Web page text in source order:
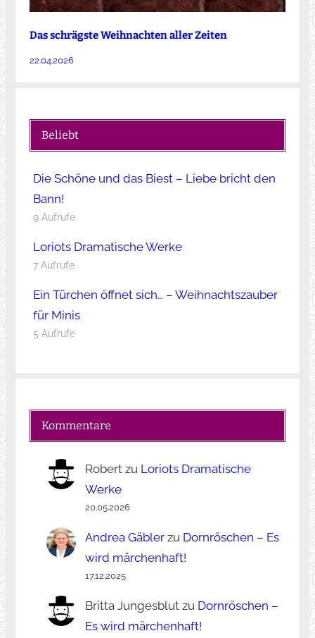
Das schrägste Weihnachten aller Zeiten
22.04.2026
Beliebt
Die Schöne und das Biest – Liebe bricht den
Bann!
9 Aufrufe
Loriots Dramatische Werke
7 Aufrufe
Ein Türchen öffnet sich… – Weihnachtszauber
für Minis
5 Aufrufe
Kommentare
Robertzu Loriots Dramatische
Werke
20.05.2026
Andrea Gäblerzu Dornröschen – Es
wird märchenhaft!
17.12.2025
Britta Jungesblutzu Dornröschen –
Es wird märchenhaft!